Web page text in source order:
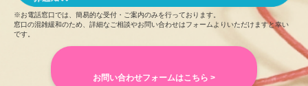
※お電話窓口では、簡易的な受付・ご案内のみを行っております。
窓口の混雑緩和のため、詳細なご相談やお問い合わせはフォームよりいただけますと幸い
です。
お問い合わせフォームはこちら >